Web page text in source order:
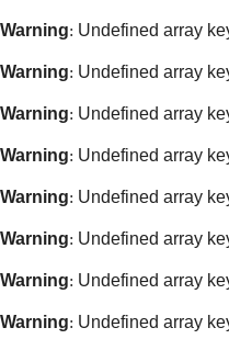
Warning: Undefined array
Warning: Undefined array
Warning: Undefined array
Warning: Undefined array
Warning: Undefined array
Warning: Undefined array
Warning: Undefined array
Warning: Undefined array